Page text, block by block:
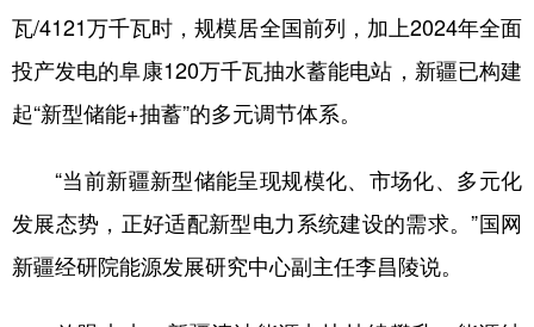
瓦/4121万千瓦时，规模居全国前列，加上2024年全面
投产发电的阜康120万千瓦抽水蓄能电站，新疆已构建
起“新型储能+抽蓄”的多元调节体系。
“当前新疆新型储能呈现规模化、市场化、多元化
发展态势，正好适配新型电力系统建设的需求。”国网
新疆经研院能源发展研究中心副主任李昌陵说。